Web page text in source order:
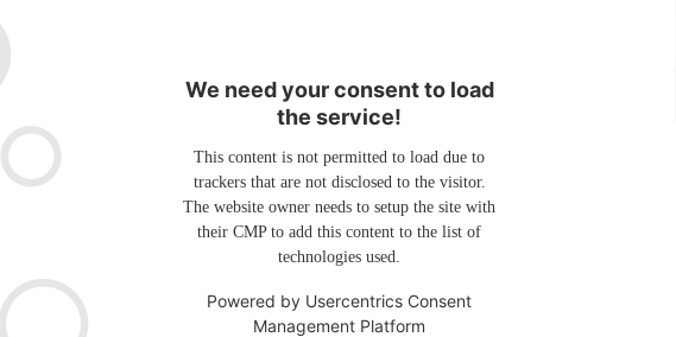
We need your consent to load
the service!
This content is not permitted to load due to
trackers that are not disclosed to the visitor.
The website owner needs to setup the site with
their CMP to add this content to the list of
technologies used.
Powered by Usercentrics Consent
Management Platform